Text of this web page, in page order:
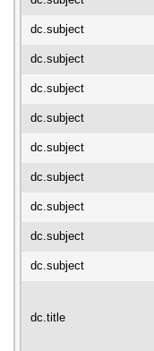
dc.subject
dc.subject
dc.subject
dc.subject
dc.subject
dc.subject
dc.subject
dc.subject
dc.subject
dc.title